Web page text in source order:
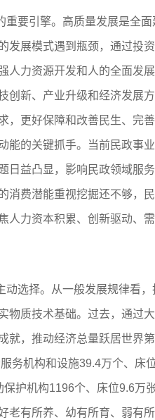
重要引擎。高质量发展是全
发展模式遇到瓶颈，通过投
人力资源开发和人的全面发
创新、产业升级和经济发展
，更好保障和改善民生、完
的关键抓手。当前民政事
日益凸显，影响民政领域服
消费潜能重视挖掘还不够，
人力资本积累、创新驱动、
动选择。从一般发展规律看
物质技术基础。过去，通过
就，推动经济总量跃居世界
务机构和设施39.4万个、床
护机构1196个、床位9.6万
老有所养、幼有所育、弱有